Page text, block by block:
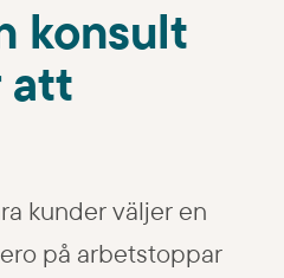
konsult
att
kunder väljer en
på arbetstoppar